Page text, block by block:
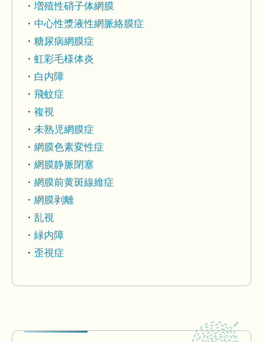
増殖性硝子体網膜
中心性漿液性網脈絡膜症
糖尿病網膜症
虹彩毛様体炎
白内障
飛蚊症
複視
未熟児網膜症
網膜色素変性症
網膜静脈閉塞
網膜前黄斑線維症
網膜剥離
乱視
緑内障
歪視症